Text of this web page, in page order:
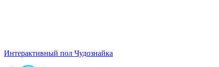
Интерактивный пол Чудознайка